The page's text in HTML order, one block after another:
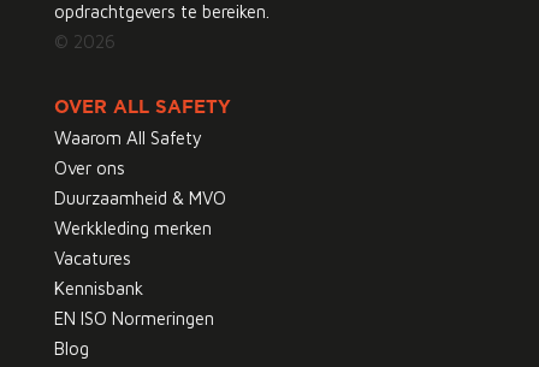
opdrachtgevers te bereiken.
© 2026
OVER ALL SAFETY
Waarom All Safety
Over ons
Duurzaamheid & MVO
Werkkleding merken
Vacatures
Kennisbank
EN ISO Normeringen
Blog